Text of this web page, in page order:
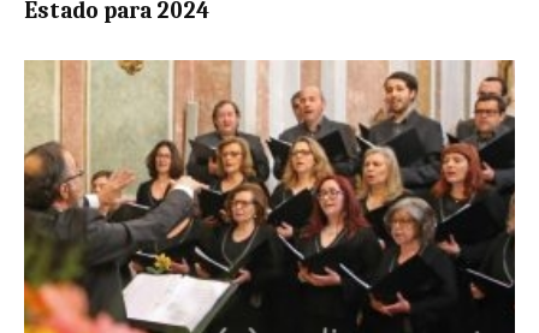
Estado para 2024